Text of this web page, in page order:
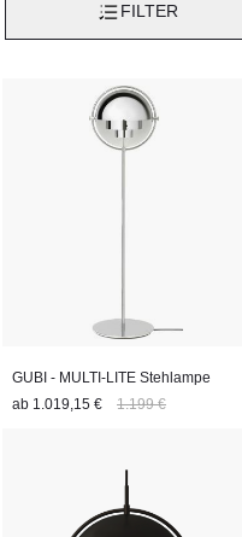
Vielfalt und Innovation. Im
umhüllt von einem
Schirme verankert. Das
das die Zeit überdauert
häuslichen Umgebung
lassen Sie Ihrer Fantasie
Pendelleuchtenkollektion.
FILTER
GUBI - MULTI-LITE Stehlampe
ab 1.019,15 € 1.199 €